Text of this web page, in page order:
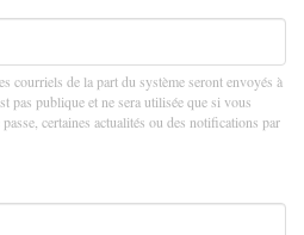
courriels de la part du système seront envoyés à
pas publique et ne sera utilisée que si vous
certaines actualités ou des notifications par